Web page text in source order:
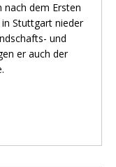
nach dem Ersten
Stuttgart nieder
und
er auch der